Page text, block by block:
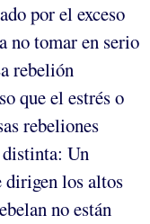
por el exceso
no tomar en serio
rebelión
que el estrés o
rebeliones
Un
dirigen los altos
no están